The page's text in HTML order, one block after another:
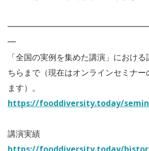
━
「全国の実例を集めた講演」におけ
ちらまで（現在はオンラインセミナー
ます）。
https://fooddiversity.today/
講演実績